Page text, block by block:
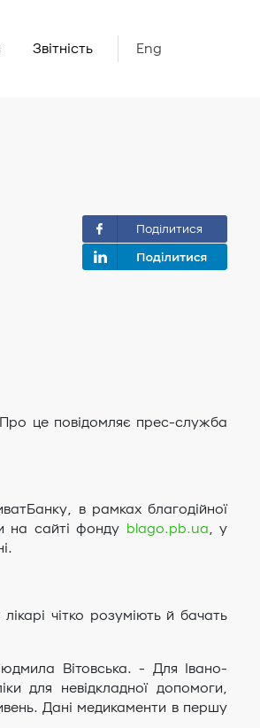
Звітність Eng
Поділитися
Про це повідомляє прес-служба
в рамках благодійної
на сайті фонду blago.pb.ua, у
чітко розуміють й бачать
Вітовська. - Для Івано-
для невідкладної допомоги,
Дані медикаменти в першу